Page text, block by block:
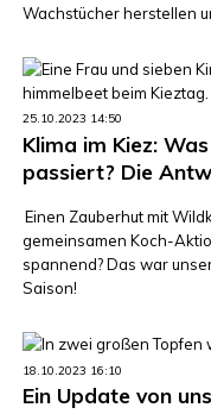
Wachstücher herstellen
25.10.2023 14:50
Klima im Kiez:
passiert? Die
Einen Zauberhut mit
gemeinsamen Koch-
spannend? Das war
Saison!
18.10.2023 16:10
Ein Update von